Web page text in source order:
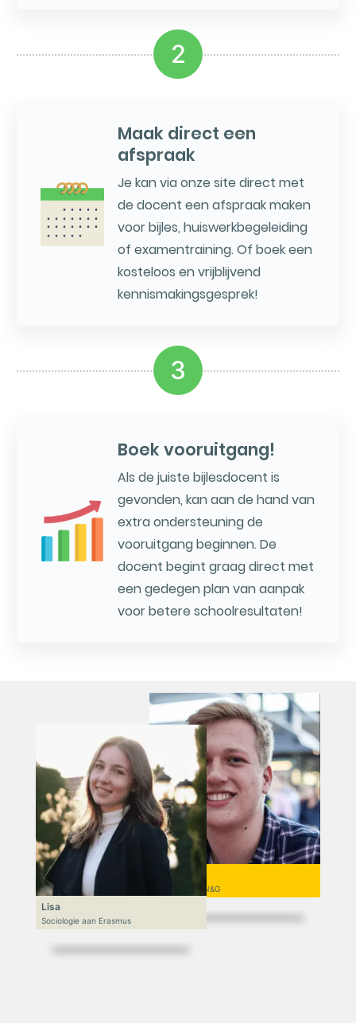
2
Maak direct een
afspraak
Je kan via onze site direct met
de docent een afspraak maken
voor bijles, huiswerkbegeleiding
of examentraining. Of boek een
kosteloos en vrijblijvend
kennismakingsgesprek!
3
Boek vooruitgang!
Als de juiste bijlesdocent is
gevonden, kan aan de hand van
extra ondersteuning de
vooruitgang beginnen. De
docent begint graag direct met
een gedegen plan van aanpak
voor betere schoolresultaten!
Niek
VWO 6, N&T/N&G
Lisa
Sociologie aan Erasmus